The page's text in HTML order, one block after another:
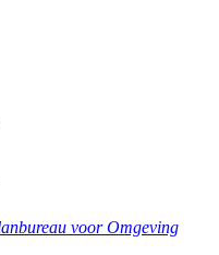
voor Omgeving